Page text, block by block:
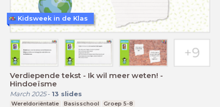
Verdiepende tekst - Ik wil meer weten! -
Hindoeïsme
March 2025- 13 slides
Wereldoriëntatie Basisschool Groep 5-8
Kidsweek in de Klas